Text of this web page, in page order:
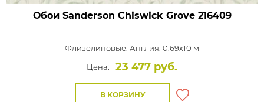
Обои Sanderson Chiswick Grove216409
Флизелиновые, Англия, 0,69x10 м
Цена:
23 477 руб.
В КОРЗИНУ